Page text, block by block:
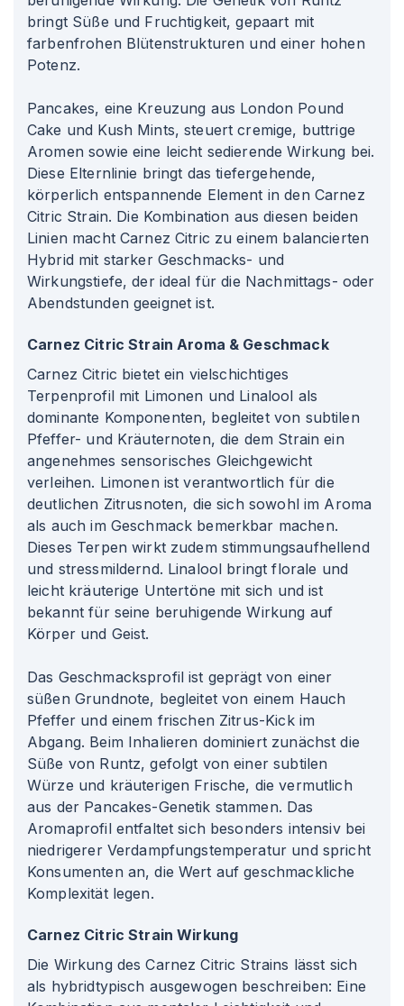
bringt Süße und Fruchtigkeit, gepaart mit
farbenfrohen Blütenstrukturen und einer hohen
Potenz.
Pancakes, eine Kreuzung aus London Pound
Cake und Kush Mints, steuert cremige, buttrige
Aromen sowie eine leicht sedierende Wirkung bei.
Diese Elternlinie bringt das tiefergehende,
körperlich entspannende Element in den Carnez
Citric Strain. Die Kombination aus diesen beiden
Linien macht Carnez Citric zu einem balancierten
Hybrid mit starker Geschmacks- und
Wirkungstiefe, der ideal für die Nachmittags- oder
Abendstunden geeignet ist.
Carnez Citric Strain Aroma & Geschmack
Carnez Citric bietet ein vielschichtiges
Terpenprofil mit Limonen und Linalool als
dominante Komponenten, begleitet von subtilen
Pfeffer- und Kräuternoten, die dem Strain ein
angenehmes sensorisches Gleichgewicht
verleihen. Limonen ist verantwortlich für die
deutlichen Zitrusnoten, die sich sowohl im Aroma
als auch im Geschmack bemerkbar machen.
Dieses Terpen wirkt zudem stimmungsaufhellend
und stressmildernd. Linalool bringt florale und
leicht kräuterige Untertöne mit sich und ist
bekannt für seine beruhigende Wirkung auf
Körper und Geist.
Das Geschmacksprofil ist geprägt von einer
süßen Grundnote, begleitet von einem Hauch
Pfeffer und einem frischen Zitrus-Kick im
Abgang. Beim Inhalieren dominiert zunächst die
Süße von Runtz, gefolgt von einer subtilen
Würze und kräuterigen Frische, die vermutlich
aus der Pancakes-Genetik stammen. Das
Aromaprofil entfaltet sich besonders intensiv bei
niedrigerer Verdampfungstemperatur und spricht
Konsumenten an, die Wert auf geschmackliche
Komplexität legen.
Carnez Citric Strain Wirkung
Die Wirkung des Carnez Citric Strains lässt sich
als hybridtypisch ausgewogen beschreiben: Eine